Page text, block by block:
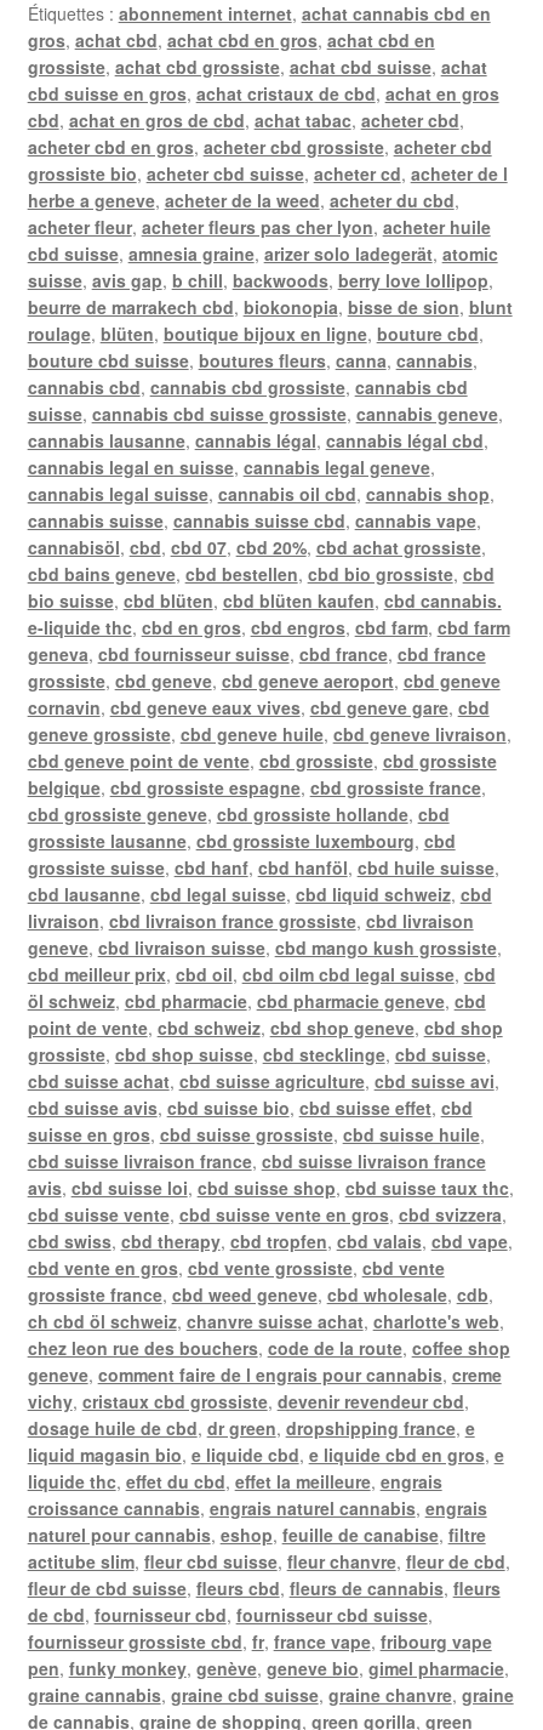
Étiquettes : abonnement internet, achat cannabis cbd en
gros, achat cbd, achat cbd en gros, achat cbd en
grossiste, achat cbd grossiste, achat cbd suisse, achat
cbd suisse en gros, achat cristaux de cbd, achat en gros
cbd, achat en gros de cbd, achat tabac, acheter cbd,
acheter cbd en gros, acheter cbd grossiste, acheter cbd
grossiste bio, acheter cbd suisse, acheter cd, acheter de l
herbe a geneve, acheter de la weed, acheter du cbd,
acheter fleur, acheter fleurs pas cher lyon, acheter huile
cbd suisse, amnesia graine, arizer solo ladegerät, atomic
suisse, avis gap, b chill, backwoods, berry love lollipop,
beurre de marrakech cbd, biokonopia, bisse de sion, blunt
roulage, blüten, boutique bijoux en ligne, bouture cbd,
bouture cbd suisse, boutures fleurs, canna, cannabis,
cannabis cbd, cannabis cbd grossiste, cannabis cbd
suisse, cannabis cbd suisse grossiste, cannabis geneve,
cannabis lausanne, cannabis légal, cannabis légal cbd,
cannabis legal en suisse, cannabis legal geneve,
cannabis legal suisse, cannabis oil cbd, cannabis shop,
cannabis suisse, cannabis suisse cbd, cannabis vape,
cannabisöl, cbd, cbd 07, cbd 20%, cbd achat grossiste,
cbd bains geneve, cbd bestellen, cbd bio grossiste, cbd
bio suisse, cbd blüten, cbd blüten kaufen, cbd cannabis.
e-liquide thc, cbd en gros, cbd engros, cbd farm, cbd farm
geneva, cbd fournisseur suisse, cbd france, cbd france
grossiste, cbd geneve, cbd geneve aeroport, cbd geneve
cornavin, cbd geneve eaux vives, cbd geneve gare, cbd
geneve grossiste, cbd geneve huile, cbd geneve livraison,
cbd geneve point de vente, cbd grossiste, cbd grossiste
belgique, cbd grossiste espagne, cbd grossiste france,
cbd grossiste geneve, cbd grossiste hollande, cbd
grossiste lausanne, cbd grossiste luxembourg, cbd
grossiste suisse, cbd hanf, cbd hanföl, cbd huile suisse,
cbd lausanne, cbd legal suisse, cbd liquid schweiz, cbd
livraison, cbd livraison france grossiste, cbd livraison
geneve, cbd livraison suisse, cbd mango kush grossiste,
cbd meilleur prix, cbd oil, cbd oilm cbd legal suisse, cbd
öl schweiz, cbd pharmacie, cbd pharmacie geneve, cbd
point de vente, cbd schweiz, cbd shop geneve, cbd shop
grossiste, cbd shop suisse, cbd stecklinge, cbd suisse,
cbd suisse achat, cbd suisse agriculture, cbd suisse avi,
cbd suisse avis, cbd suisse bio, cbd suisse effet, cbd
suisse en gros, cbd suisse grossiste, cbd suisse huile,
cbd suisse livraison france, cbd suisse livraison france
avis, cbd suisse loi, cbd suisse shop, cbd suisse taux thc,
cbd suisse vente, cbd suisse vente en gros, cbd svizzera,
cbd swiss, cbd therapy, cbd tropfen, cbd valais, cbd vape,
cbd vente en gros, cbd vente grossiste, cbd vente
grossiste france, cbd weed geneve, cbd wholesale, cdb,
ch cbd öl schweiz, chanvre suisse achat, charlotte's web,
chez leon rue des bouchers, code de la route, coffee shop
geneve, comment faire de l engrais pour cannabis, creme
vichy, cristaux cbd grossiste, devenir revendeur cbd,
dosage huile de cbd, dr green, dropshipping france, e
liquid magasin bio, e liquide cbd, e liquide cbd en gros, e
liquide thc, effet du cbd, effet la meilleure, engrais
croissance cannabis, engrais naturel cannabis, engrais
naturel pour cannabis, eshop, feuille de canabise, filtre
actitube slim, fleur cbd suisse, fleur chanvre, fleur de cbd,
fleur de cbd suisse, fleurs cbd, fleurs de cannabis, fleurs
de cbd, fournisseur cbd, fournisseur cbd suisse,
fournisseur grossiste cbd, fr, france vape, fribourg vape
pen, funky monkey, genève, geneve bio, gimel pharmacie,
graine cannabis, graine cbd suisse, graine chanvre, graine
de cannabis, graine de shopping, green gorilla, green